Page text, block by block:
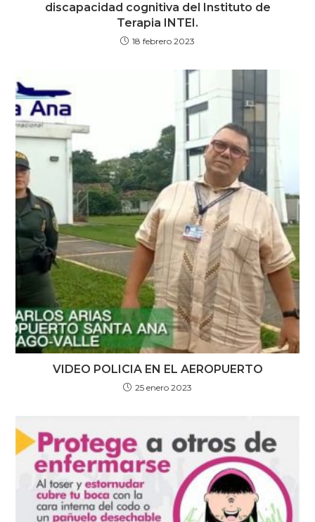
discapacidad cognitiva del Instituto de
Terapia INTEI.
18 febrero 2023
VIDEO POLICIA EN EL AEROPUERTO
25 enero 2023